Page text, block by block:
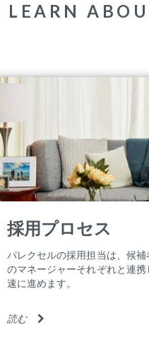
LEARN
採用プロセス
パレクセルの採用担当は、候
のマネージャーそれぞれと連
速に進めます。
読む